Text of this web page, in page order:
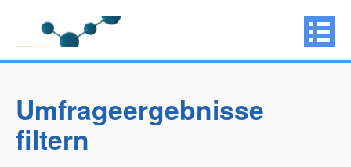
Umfrageergebnisse
filtern